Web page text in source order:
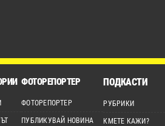
ФОТОРЕПОРТЕР
ФОТОРЕПОРТЕР
ПУБЛИКУВАЙ НОВИНА
ПОДКАСТИ
РУБРИКИ
КМЕТЕ КАЖИ?